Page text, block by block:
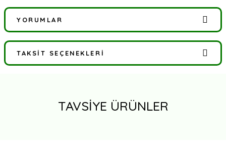
YORUMLAR
Bu ürüne ilk yorumu siz yapın!
TAKSIT SEÇENEKLERI
TAVSİYE ÜRÜNLER